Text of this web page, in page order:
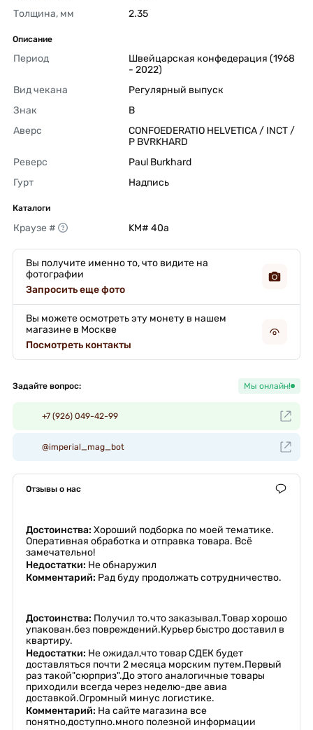
Толщина, мм
2.35
Описание
Период
Швейцарская конфедерация (1968
- 2022)
Вид чекана
Регулярный выпуск
Знак
B
Аверс
CONFOEDERATIO HELVETICA / INCT /
P BVRKHARD
Реверс
Paul Burkhard
Гурт
Надпись
Каталоги
Краузе # KM# 40a
Вы получите именно то, что видите на
фотографии
Запросить еще фото
Вы можете осмотреть эту монету в нашем
магазине в Москве
Посмотреть контакты
Задайте вопрос: Мы онлайн!
+7 (926) 049-42-99
@imperial_mag_bot
Отзывы о нас
Достоинства: Хороший подборка по моей тематике.
Оперативная обработка и отправка товара. Всё
замечательно!
Недостатки: Не обнаружил
Комментарий: Рад буду продолжать сотрудничество.
Достоинства: Получил то.что заказывал.Товар хорошо
упакован.без повреждений.Курьер быстро доставил в
квартиру.
Недостатки: Не ожидал,что товар СДЕК будет
доставляться почти 2 месяца морским путем.Первый
раз такой"сюрприз".До этого аналогичные товары
приходили всегда через неделю-две авиа
доставкой.Огромный минус логистике.
Комментарий: На сайте магазина все
понятно,доступно.много полезной информации